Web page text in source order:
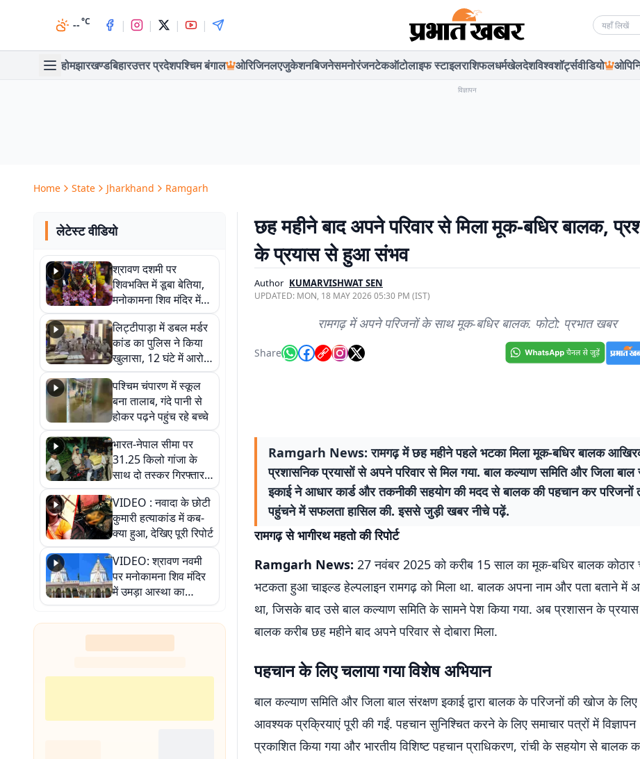
--°C | | | | Search
होमझारखण्डबिहारउत्तर प्रदेशपश्चिम बंगाल ओरिजिनलएजुकेशनबिजनेसमनोरंजनटेकऑटोलाइफ स्टाइलराशिफलधर्मखेलदेशविश्वशॉर्ट्सवीडियो
विज्ञापन
Home State Jharkhand Ramgarh
लेटेस्ट वीडियो
श्रावण दशमी पर
शिवभक्ति में डूबा बेतिया,
मनोकामना शिव मंदिर में
हुआ भव्य श्रृंगार
लिट्टीपाड़ा में डबल मर्डर
कांड का पुलिस ने किया
खुलासा, 12 घंटे में आरोपी
गिरफ्तार
पश्चिम चंपारण में स्कूल
बना तालाब, गंदे पानी से
होकर पढ़ने पहुंच रहे बच्चे
भारत-नेपाल सीमा पर
31.25 किलो गांजा के
साथ दो तस्कर गिरफ्तार,
नेपाली नंबर की बाइक
जब्त
VIDEO : नवादा के छोटी
कुमारी हत्याकांड में कब-
क्या हुआ, देखिए पूरी रिपोर्ट
VIDEO: श्रावण नवमी
पर मनोकामना शिव मंदिर
में उमड़ा आस्था का
सैलाब, हर-हर महादेव के
जयघोष से गूंजा परिसर
छह महीने बाद अपने परिवार से मिला मूक-बधिर बालक,
के प्रयास से हुआ संभव
Author KUMARVISHWAT SEN
UPDATED: MON, 18 MAY 2026 05:30 PM (IST)
रामगढ़ में अपने परिजनों के साथ मूक-बधिर बालक. फोटो: प्रभात खबर
Share
Ramgarh News: रामगढ़ में छह महीने पहले भटका मिला मूक-बधिर बालक
प्रशासनिक प्रयासों से अपने परिवार से मिल गया. बाल कल्याण समिति और जिला बाल
इकाई ने आधार कार्ड और तकनीकी सहयोग की मदद से बालक की पहचान कर परिजनों
पहुंचने में सफलता हासिल की. इससे जुड़ी खबर नीचे पढ़ें.
रामगढ़ से भागीरथ महतो की रिपोर्ट
Ramgarh News: 27 नवंबर 2025 को करीब 15 साल का मूक-बधिर बालक कोठार
भटकता हुआ चाइल्ड हेल्पलाइन रामगढ़ को मिला था. बालक अपना नाम और पता बताने में
था, जिसके बाद उसे बाल कल्याण समिति के सामने पेश किया गया. अब प्रशासन के
बालक करीब छह महीने बाद अपने परिवार से दोबारा मिला.
पहचान के लिए चलाया गया विशेष अभियान
बाल कल्याण समिति और जिला बाल संरक्षण इकाई द्वारा बालक के परिजनों की खोज के
आवश्यक प्रक्रियाएं पूरी की गईं. पहचान सुनिश्चित करने के लिए समाचार पत्रों में विज्ञापन
प्रकाशित किया गया और भारतीय विशिष्ट पहचान प्राधिकरण, रांची के सहयोग से बालक